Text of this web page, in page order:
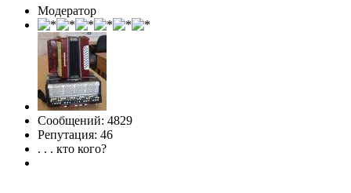
Модератор
Сообщений: 4829
Репутация: 46
. . . кто кого?